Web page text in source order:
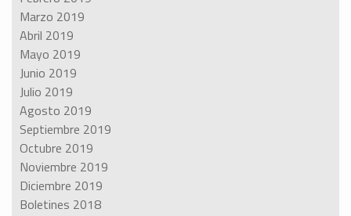
Marzo 2019
Abril 2019
Mayo 2019
Junio 2019
Julio 2019
Agosto 2019
Septiembre 2019
Octubre 2019
Noviembre 2019
Diciembre 2019
Boletines 2018